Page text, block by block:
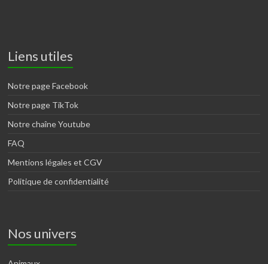
Liens utiles
Notre page Facebook
Notre page TikTok
Notre chaîne Youtube
FAQ
Mentions légales et CGV
Politique de confidentialité
Nos univers